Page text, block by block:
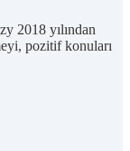
2018 yılından
pozitif konuları